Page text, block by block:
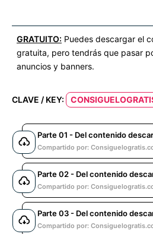
GRATUITO: Puedes descargar el
gratuita, pero tendrás que pasar
anuncios y banners.
CLAVE / KEY:
Parte 01 - Del contenido
Compartido por:
Parte 02 - Del contenido
Compartido por:
Parte 03 - Del contenido
Compartido por: